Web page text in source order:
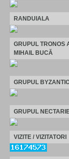
RANDUIALA
GRUPUL TRONOS
MIHAIL BUCĂ
GRUPUL
GRUPUL
VIZITE / VIZITATORI